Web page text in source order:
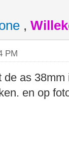
,
PM
de as
en op